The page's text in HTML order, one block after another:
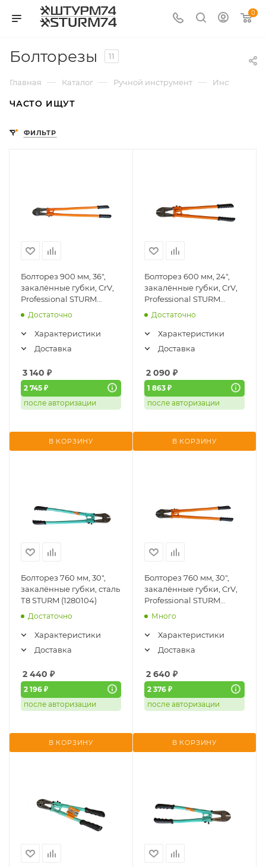
0
Болторезы 11
Главная — Каталог — Ручной инструмент — Инструмент
ЧАСТО ИЩУТ
ФИЛЬТР
Болторез 900 мм, 36",
закалённые губки, CrV,
Professional STURM
(1280203)
Достаточно
Характеристики
Доставка
3 140 ₽
2 745 ₽
после авторизации
В КОРЗИНУ
Болторез 600 мм, 24",
закалённые губки, CrV,
Professional STURM
(1280201)
Достаточно
Характеристики
Доставка
2 090 ₽
1 863 ₽
после авторизации
В КОРЗИНУ
Болторез 760 мм, 30",
закалённые губки, сталь
Т8 STURM (1280104)
Достаточно
Характеристики
Доставка
2 440 ₽
2 196 ₽
после авторизации
В КОРЗИНУ
Болторез 760 мм, 30",
закалённые губки, CrV,
Professional STURM
(1280202)
Много
Характеристики
Доставка
2 640 ₽
2 376 ₽
после авторизации
В КОРЗИНУ